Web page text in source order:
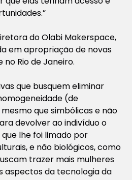
do Olabi Makerspace,
em apropriação de novas
Rio de Janeiro.
que busquem eliminar
(de
que simbólicas e não
devolver ao indivíduo o
lhe foi limado por
e não biológicos, como
trazer mais mulheres
aspectos da tecnologia da